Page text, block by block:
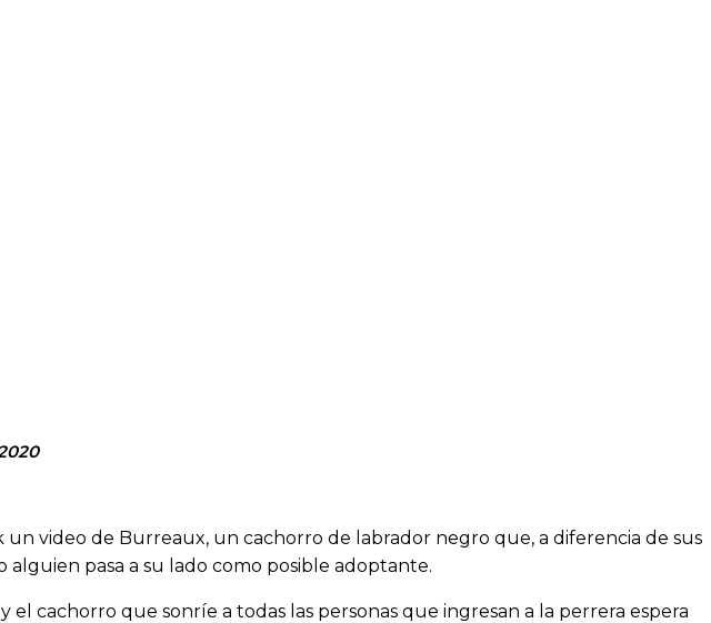
video de Burreaux, un cachorro de labrador negro que, a diferencia de sus
alguien pasa a su lado como posible adoptante.
cachorro que sonríe a todas las personas que ingresan a la perrera espera